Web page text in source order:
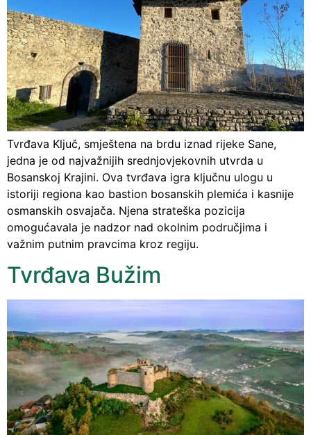
Tvrđava Ključ, smještena na brdu iznad rijeke Sane,
jedna je od najvažnijih srednjovjekovnih utvrda u
Bosanskoj Krajini. Ova tvrđava igra ključnu ulogu u
istoriji regiona kao bastion bosanskih plemića i kasnije
osmanskih osvajača. Njena strateška pozicija
omogućavala je nadzor nad okolnim područjima i
važnim putnim pravcima kroz regiju.
Tvrđava Bužim